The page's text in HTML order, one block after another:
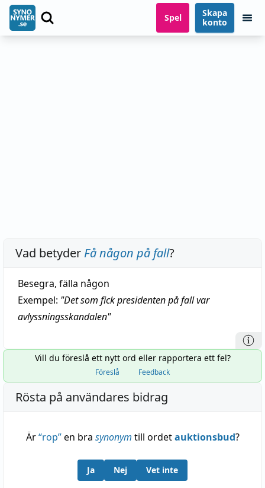
Spel
Skapa
konto
Vad betyder Få någon på fall?
Besegra, fälla någon
Exempel: "Det som fick presidenten på fall var
avlyssningsskandalen"
Vill du föreslå ett nytt ord eller rapportera ett fel?
Föreslå Feedback
Rösta på användares bidrag
Är“rop”en bra synonym till ordetauktionsbud?
Ja Nej Vet inte